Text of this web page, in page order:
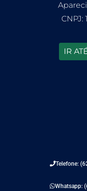
CNPJ:
IR
Telefone:
Whatsapp: